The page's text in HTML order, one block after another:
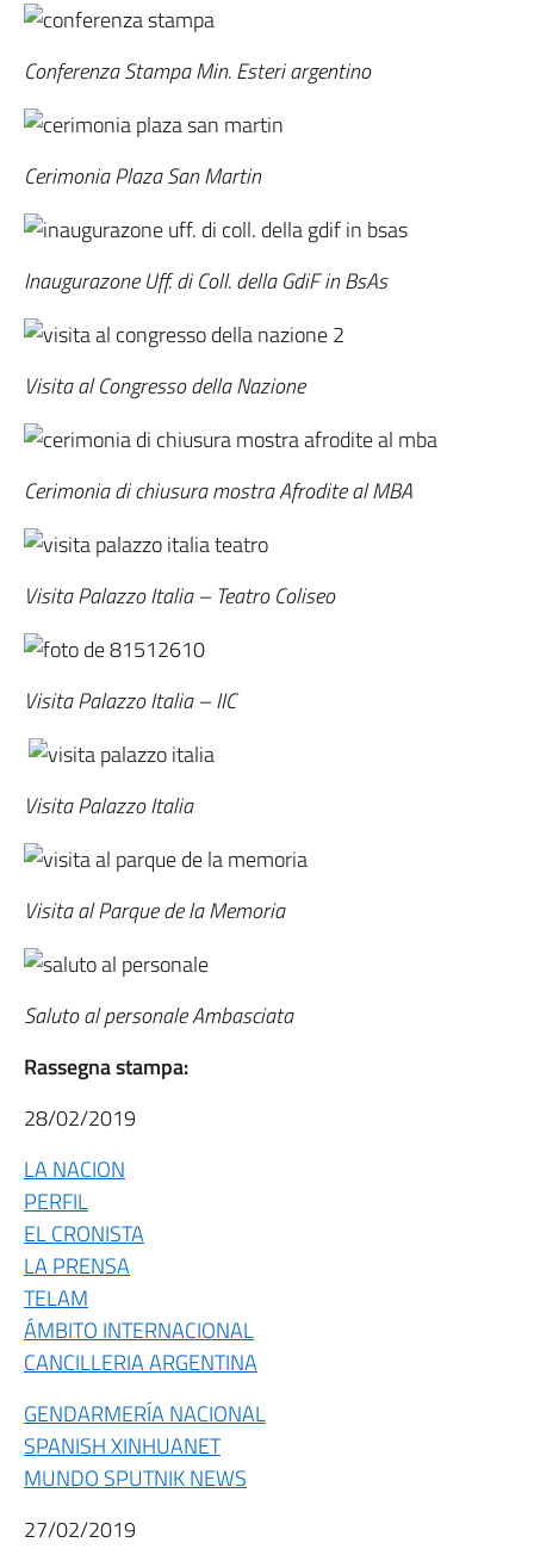
Conferenza Stampa Min. Esteri argentino
Cerimonia Plaza San Martin
Inaugurazone Uff. di Coll. della GdiF in BsAs
Visita al Congresso della Nazione
Cerimonia di chiusura mostra Afrodite al MBA
Visita Palazzo Italia – Teatro Coliseo
Visita Palazzo Italia – IIC
Visita Palazzo Italia
Visita al Parque de la Memoria
Saluto al personale Ambasciata
Rassegna stampa:
28/02/2019
LA NACION
PERFIL
EL CRONISTA
LA PRENSA
TELAM
ÁMBITO INTERNACIONAL
CANCILLERIA ARGENTINA
GENDARMERÍA NACIONAL
SPANISH XINHUANET
MUNDO SPUTNIK NEWS
27/02/2019